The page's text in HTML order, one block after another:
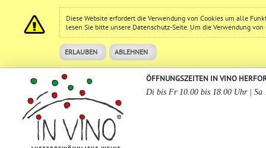
Diese Website erfordert die Verwendung von Cookies um alle
lesen Sie bitte unsere Datenschutz-Seite. Um die Verwendung
ERLAUBEN ABLEHNEN
ÖFFNUNGSZEITEN IN VINO
Di bis Fr 10.00 bis 18.00 Uhr | Sa